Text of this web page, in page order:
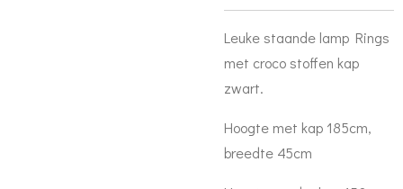
Leuke staande lamp Rings
met croco stoffen kap
zwart.
Hoogte met kap 185cm,
breedte 45cm